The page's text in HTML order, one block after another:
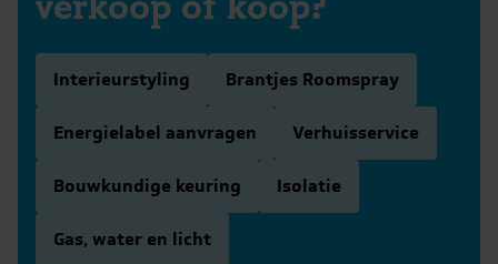
Interieurstyling Brantjes Roomspray
Energielabel aanvragen Verhuisservice
Bouwkundige keuring Isolatie
Gas, water en licht